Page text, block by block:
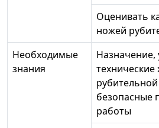
Оценивать
ножей
Необходимые
знания
Назначение,
технические
безопасные
работы